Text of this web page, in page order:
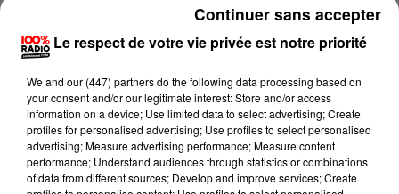
Le respect de votre vie privée est notre priorité
We and our (447) partnersdo the following data processing based on
your consent and/or our legitimate interest: Store and/or access
information on a device; Use limited data to select advertising; Create
profiles for personalised advertising; Use profiles to select personalised
advertising; Measure advertising performance; Measure content
performance; Understand audiences through statistics or combinations
of data from different sources; Develop and improve services; Create
Continuer sans accepter